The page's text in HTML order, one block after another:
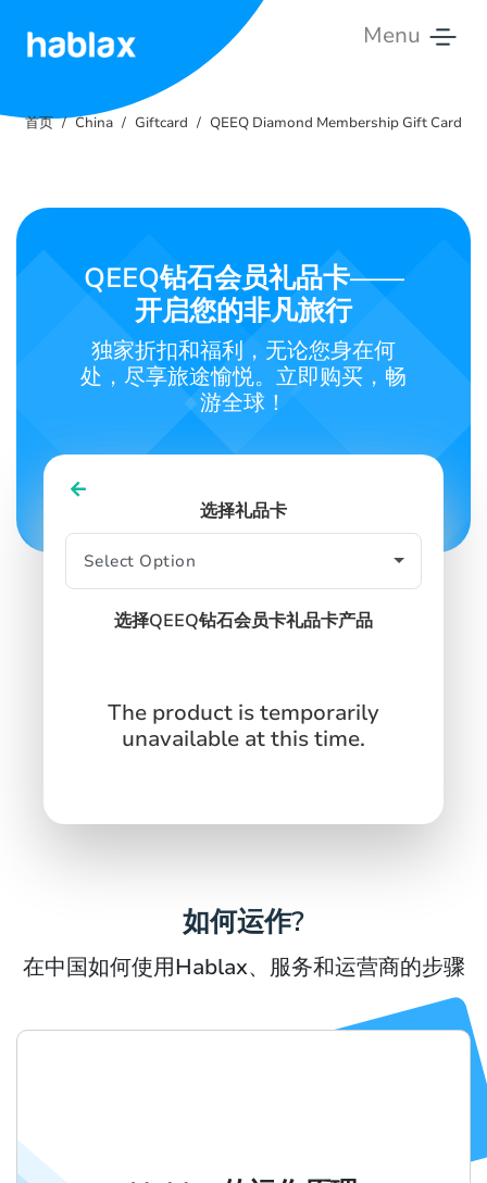
Menu
服
中文
SIGN INSIGN UP
首页 China Giftcard QEEQ Diamond Membership Gift Card
QEEQ钻石会员礼品卡——
开启您的非凡旅行
独家折扣和福利，无论您身在何
处，尽享旅途愉悦。立即购买，畅
游全球！
选择礼品卡
选择QEEQ钻石会员卡礼品卡产品
The product is temporarily
unavailable at this time.
如何运作?
在中国如何使用Hablax、服务和运营商的步骤